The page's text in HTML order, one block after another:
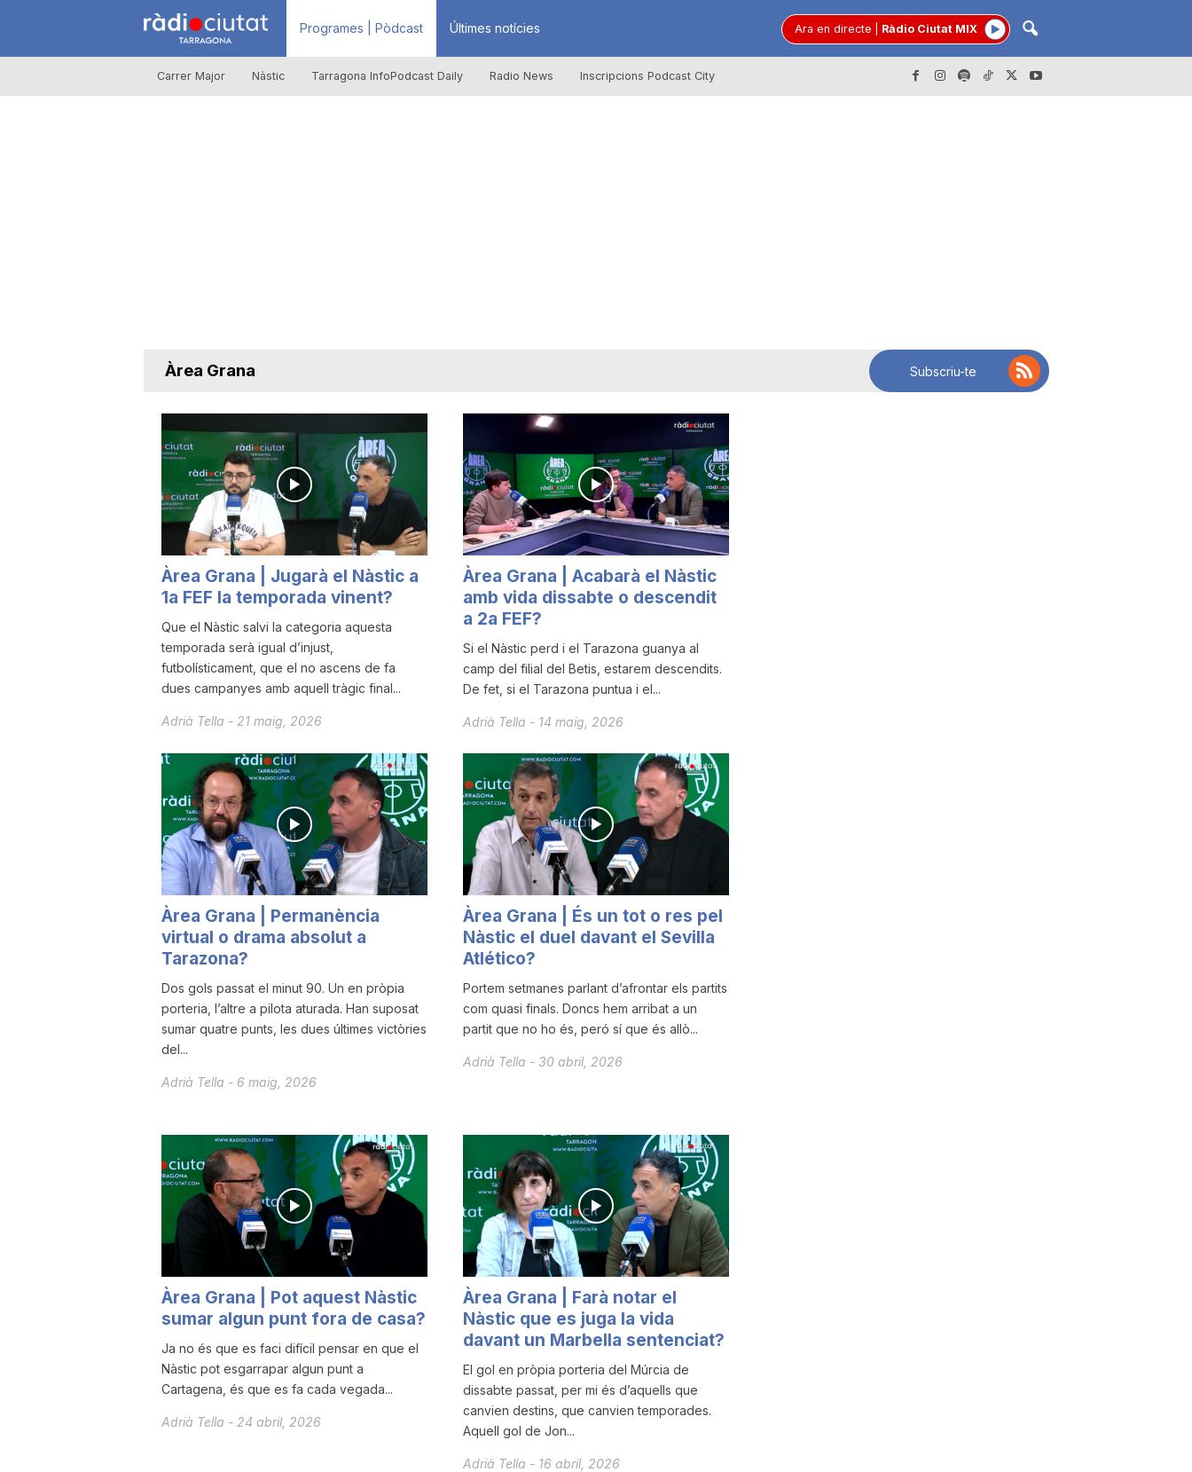
R
à
t
a
t
d
T
a
r
r
a
n
Programes | Pòdcast Últimes notícies Ara en directe Ràdio Ciutat MIX
Carrer Major Nàstic Tarragona InfoPodcast Daily Radio News Inscripcions Podcast City
Àrea Grana Subscriu-te
Àrea Grana | Jugarà el Nàstic a
1a FEF la temporada vinent?
Que el Nàstic salvi la categoria aquesta
temporada serà igual d’injust,
futbolísticament, que el no ascens de fa
dues campanyes amb aquell tràgic final...
Adrià Tella - 21 maig, 2026
Àrea Grana | Acabarà el Nàstic
amb vida dissabte o descendit
a 2a FEF?
Si el Nàstic perd i el Tarazona guanya al
camp del filial del Betis, estarem descendits.
De fet, si el Tarazona puntua i el...
Adrià Tella - 14 maig, 2026
Àrea Grana | Permanència
virtual o drama absolut a
Tarazona?
Dos gols passat el minut 90. Un en pròpia
porteria, l’altre a pilota aturada. Han suposat
sumar quatre punts, les dues últimes victòries
del...
Adrià Tella - 6 maig, 2026
Àrea Grana | És un tot o res pel
Nàstic el duel davant el Sevilla
Atlético?
Portem setmanes parlant d’afrontar els partits
com quasi finals. Doncs hem arribat a un
partit que no ho és, peró sí que és allò...
Adrià Tella - 30 abril, 2026
Àrea Grana | Pot aquest Nàstic
sumar algun punt fora de casa?
Ja no és que es faci difícil pensar en que el
Nàstic pot esgarrapar algun punt a
Cartagena, és que es fa cada vegada...
Adrià Tella - 24 abril, 2026
Àrea Grana | Farà notar el
Nàstic que es juga la vida
davant un Marbella sentenciat?
El gol en pròpia porteria del Múrcia de
dissabte passat, per mi és d’aquells que
canvien destins, que canvien temporades.
Aquell gol de Jon...
Adrià Tella - 16 abril, 2026